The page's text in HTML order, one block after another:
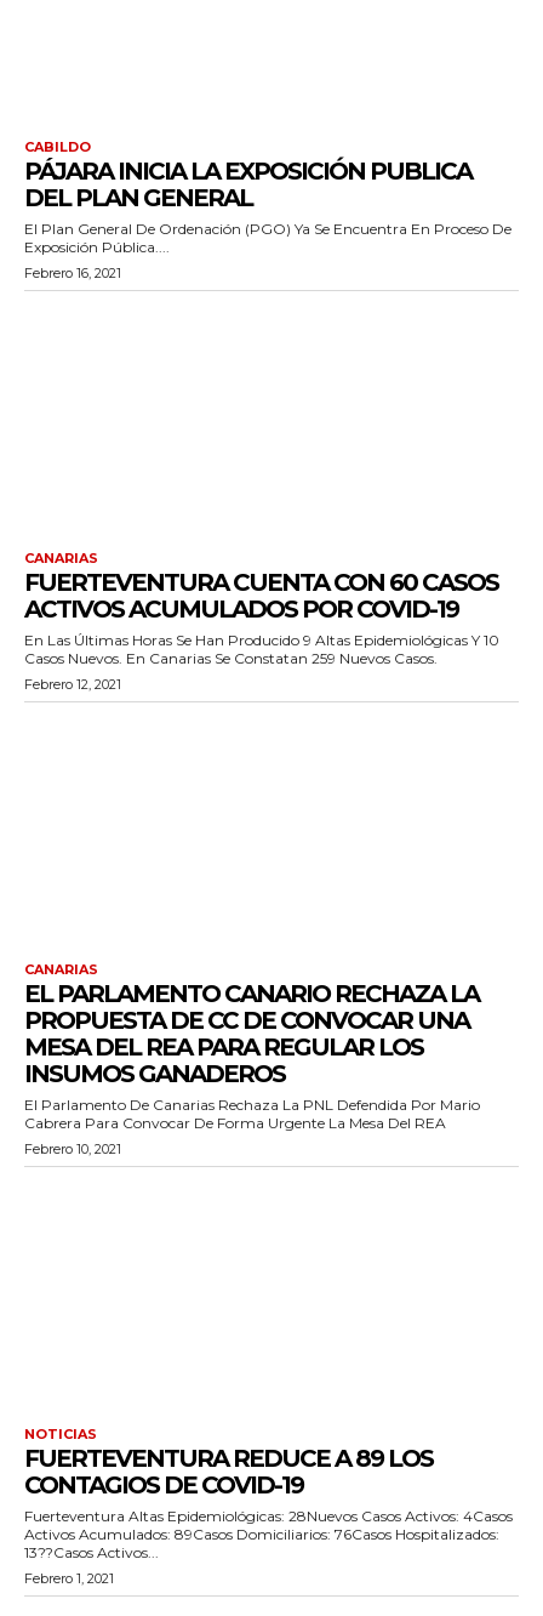
CABILDO
PÁJARA INICIA LA EXPOSICIÓN PUBLICA
DEL PLAN GENERAL
El Plan General De Ordenación (PGO) Ya Se Encuentra En Proceso De
Exposición Pública....
Febrero 16, 2021
CANARIAS
FUERTEVENTURA CUENTA CON 60 CASOS
ACTIVOS ACUMULADOS POR COVID-19
En Las Últimas Horas Se Han Producido 9 Altas Epidemiológicas Y 10
Casos Nuevos. En Canarias Se Constatan 259 Nuevos Casos.
Febrero 12, 2021
CANARIAS
EL PARLAMENTO CANARIO RECHAZA LA
PROPUESTA DE CC DE CONVOCAR UNA
MESA DEL REA PARA REGULAR LOS
INSUMOS GANADEROS
El Parlamento De Canarias Rechaza La PNL Defendida Por Mario
Cabrera Para Convocar De Forma Urgente La Mesa Del REA
Febrero 10, 2021
NOTICIAS
FUERTEVENTURA REDUCE A 89 LOS
CONTAGIOS DE COVID-19
Fuerteventura Altas Epidemiológicas: 28Nuevos Casos Activos: 4Casos
Activos Acumulados: 89Casos Domiciliarios: 76Casos Hospitalizados:
13??Casos Activos...
Febrero 1, 2021